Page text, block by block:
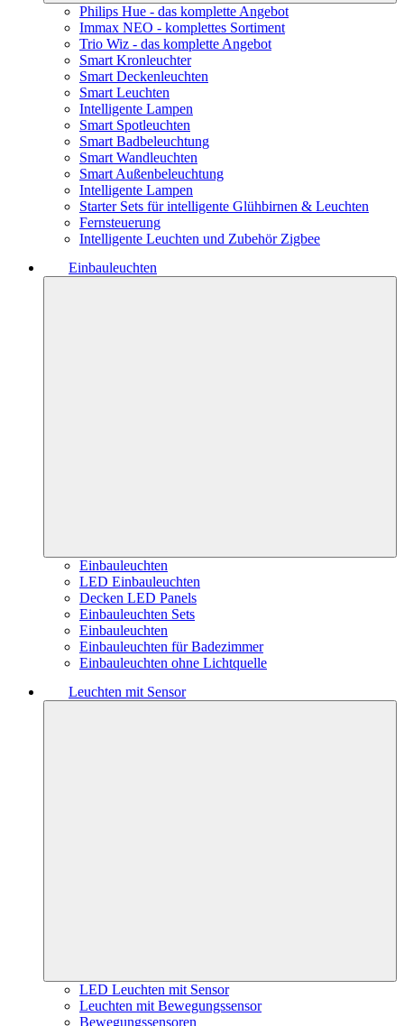
Philips Hue - das komplette Angebot
Immax NEO - komplettes Sortiment
Trio Wiz - das komplette Angebot
Smart Kronleuchter
Smart Deckenleuchten
Smart Leuchten
Intelligente Lampen
Smart Spotleuchten
Smart Badbeleuchtung
Smart Wandleuchten
Smart Außenbeleuchtung
Intelligente Lampen
Starter Sets für intelligente Glühbirnen & Leuchten
Fernsteuerung
Intelligente Leuchten und Zubehör Zigbee
Einbauleuchten
Einbauleuchten
LED Einbauleuchten
Decken LED Panels
Einbauleuchten Sets
Einbauleuchten
Einbauleuchten für Badezimmer
Einbauleuchten ohne Lichtquelle
Leuchten mit Sensor
LED Leuchten mit Sensor
Leuchten mit Bewegungssensor
Bewegungssensoren